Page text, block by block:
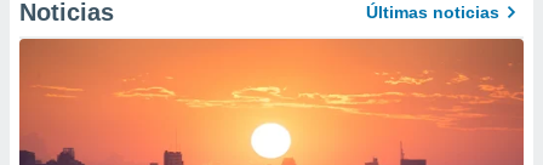
momento
en
Noticias Últimas noticias